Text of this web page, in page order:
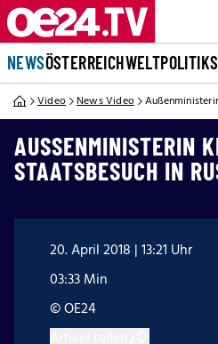
NEWSÖSTERREICHWELTPOLITIK
Video News Video
AUSSENMINISTERIN
TAATSBESUCH IN
20. April 2018 | 13:21 Uhr
03:33 Min
© OE24